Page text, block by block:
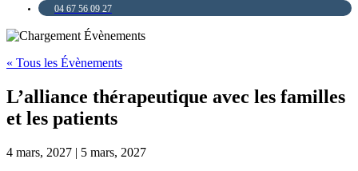
04 67 56 09 27
« Tous les Évènements
L’alliance thérapeutique avec les familles
et les patients
4 mars, 2027 | 5 mars, 2027